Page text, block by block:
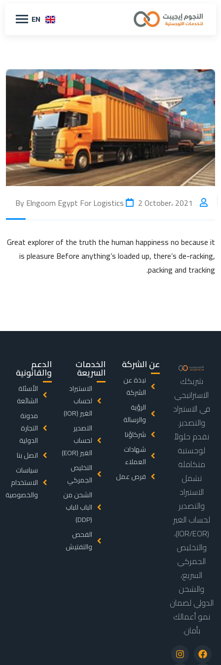
EN
2 October، 2021
Great explorer of the truth the human happiness no because it
is pleasure Before anything’s loaded up, there’s de-racking,
packing and tracking.
شريكك
الاستراتيجي
في الاستيراد
والتصدير.
نقدم حلولاً
لوجستية
متكاملة
تشمل
الاستيراد
والتصدير
لحساب الغير
(IOR/EOR)،
والتخليص
الجمركي
السريع،
والشحن
الدولي لضمان
نمو أعمالك
بأمان.
عن الشركة
نبذة عن
الشركة
الرؤية
والرسالة
شركاؤنا
شهادات
العملاء
فرص عمل
الخدمات
السريعة
الاستيراد
لحساب
الغير (IOR)
التصدير
لحساب
الغير (EOR)
التخليص
الجمركي
الشحن من
الباب للباب
(DDP)
الفحص
والتفتيش
الدعم
والقانونية
الأسئلة
الشائعة
مدونة
التجارة
الدولية
اتصل بنا
سياسات
الاستخدام
والخصوصية